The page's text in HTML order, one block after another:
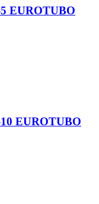
EUROTUBO
EUROTUBO